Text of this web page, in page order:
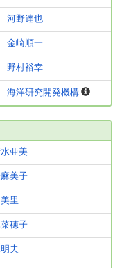
河野達也
金崎順一
野村裕幸
海洋研究開発機構
亜美
美子
里
穂子
夫